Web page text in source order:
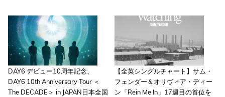
DAY6 デビュー10周年記念、
DAY6 10th Anniversary Tour ＜
The DECADE＞ in JAPAN日本全国
【全英シングルチャート】サム・
フェンダー＆オリヴィア・ディー
ン「Rein Me In」17週目の首位を